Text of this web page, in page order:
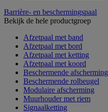
Barrière- en beschermingspaal
Bekijk de hele productgroep
Afzetpaal met band
Afzetpaal met bord
Afzetpaal met ketting
Afzetpaal met koord
Beschermende afscherming
Beschermende rolbeugel
Modulaire afscherming
Muurhouder met riem
Signaalketting